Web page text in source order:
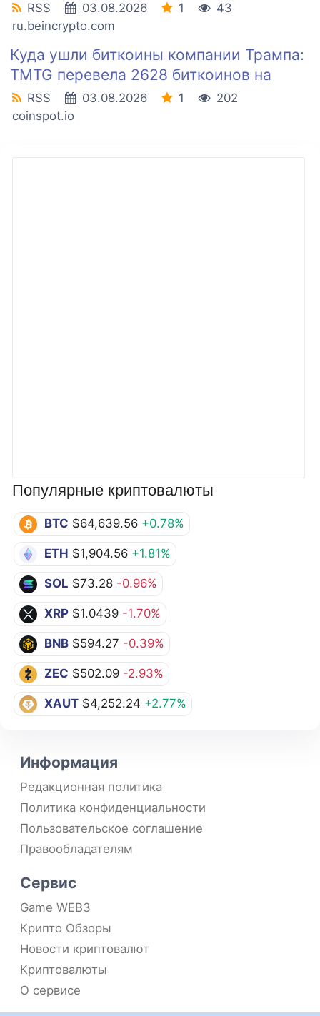
Популярные криптовалюты
BTC $64,639.56 +0.78%
ETH $1,904.56 +1.81%
SOL $73.28 -0.96%
XRP $1.0439 -1.70%
BNB $594.27 -0.39%
ZEC $502.09 -2.93%
XAUT $4,252.24 +2.77%
RSS 03.08.2026 1
43
ru.beincrypto.com
Куда ушли биткоины компании Трампа:
TMTG перевела 2628 биткоинов на
RSS 03.08.2026 1
202
coinspot.io
Информация
Редакционная политика
Политика конфиденциальности
Пользовательское соглашение
Правообладателям
Сервис
Game WEB3
Крипто Обзоры
Новости криптовалют
Криптовалюты
О сервисе